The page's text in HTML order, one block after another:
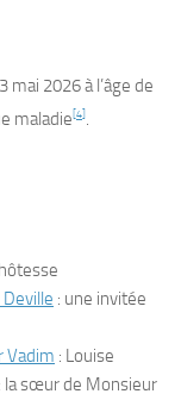
mai 2026à l’âge de
maladie[4].
: une invitée
Vadim : Louise
: la sœur de Monsieur